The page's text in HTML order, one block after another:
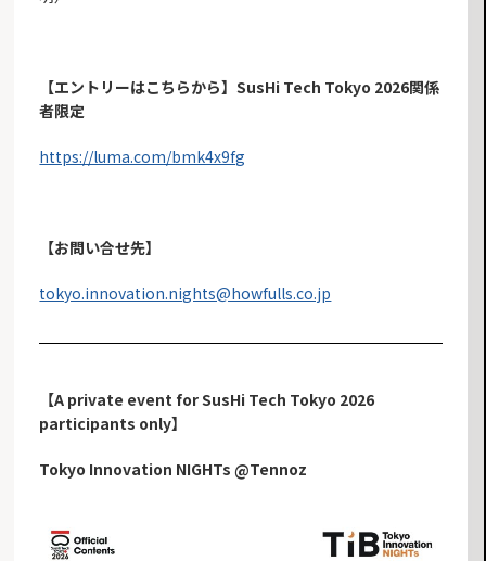
【エントリーはこちらから】SusHi Tech Tokyo 2026関係
者限定
https://luma.com/bmk4x9fg
​【お問い合せ先】
tokyo.innovation.nights@howfulls.co.jp
【A private event for SusHi Tech Tokyo 2026
participants only】
Tokyo Innovation NIGHTs @Tennoz